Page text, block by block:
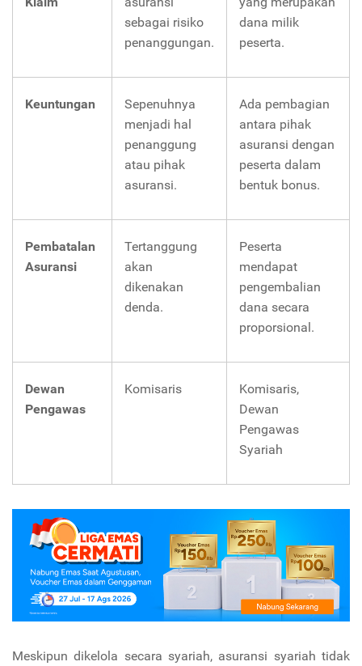
sebagai risiko
penanggungan.
dana milik
peserta.
Keuntungan
Sepenuhnya
menjadi hal
penanggung
atau pihak
asuransi.
Ada pembagian
antara pihak
asuransi dengan
peserta dalam
bentuk bonus.
Pembatalan
Asuransi
Tertanggung
akan
dikenakan
denda.
Peserta
mendapat
pengembalian
dana secara
proporsional.
Dewan
Pengawas
Komisaris
Komisaris,
Dewan
Pengawas
Syariah
Meskipun dikelola secara syariah, asuransi syariah tidak